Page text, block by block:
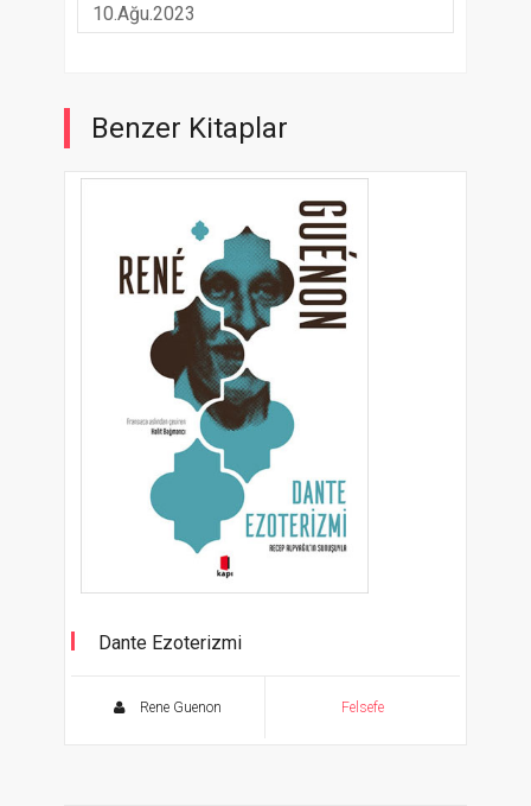
10.Ağu.2023
Benzer Kitaplar
Dante Ezoterizmi
Rene Guenon Felsefe